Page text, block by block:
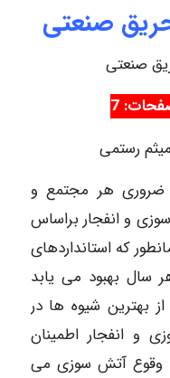
صنعتی
صنعتی
7
رستمی
ضروری هر مجتمع و
و انفجار براساس
که استانداردهای
بهبود می یابد
بهترین شیوه ها در
و انفجار اطمینان
وقوع آتش سوزی می